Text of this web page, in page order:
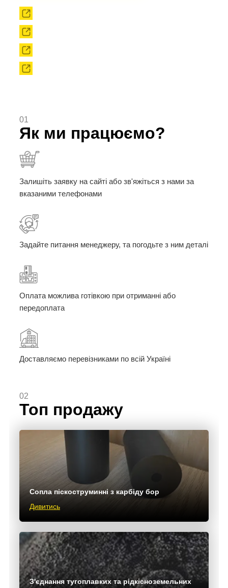
01
Як ми працюємо?
Залишіть заявку на сайті або зв'яжіться з нами за
вказаними телефонами
Задайте питання менеджеру, та погодьте з ним деталі
Оплата можлива готівкою при отриманні або
передоплата
Доставляємо перевізниками по всій Україні
02
Топ продажу
Сопла піскоструминні з карбіду бор
Дивитись
З'єднання тугоплавких та рідкісноземельних